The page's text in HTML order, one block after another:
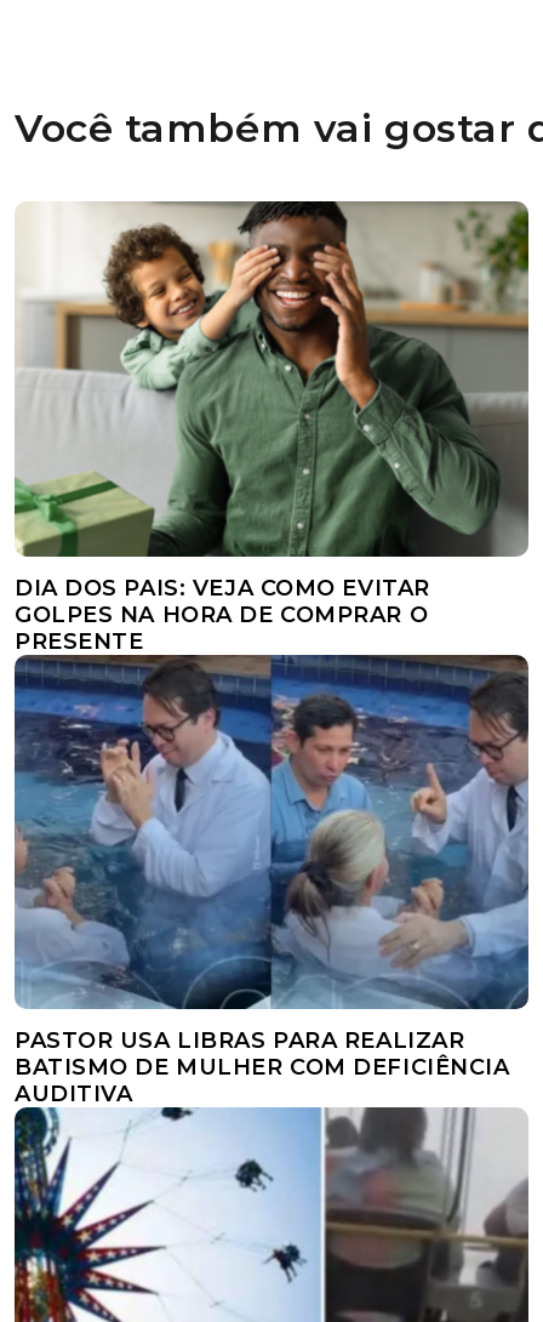
Você também vai gostar
DIA DOS PAIS: VEJA COMO EVITAR
GOLPES NA HORA DE COMPRAR O
PRESENTE
PASTOR USA LIBRAS PARA REALIZAR
BATISMO DE MULHER COM DEFICIÊNCIA
AUDITIVA